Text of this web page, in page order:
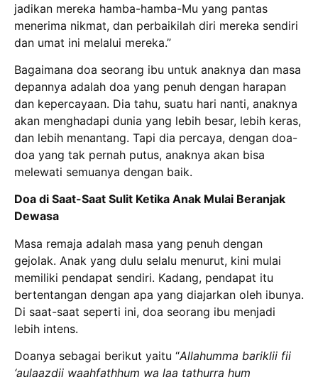
jadikan mereka hamba-hamba-Mu yang pantas
menerima nikmat, dan perbaikilah diri mereka sendiri
dan umat ini melalui mereka.”
Bagaimana doa seorang ibu untuk anaknya dan masa
depannya adalah doa yang penuh dengan harapan
dan kepercayaan. Dia tahu, suatu hari nanti, anaknya
akan menghadapi dunia yang lebih besar, lebih keras,
dan lebih menantang. Tapi dia percaya, dengan doa-
doa yang tak pernah putus, anaknya akan bisa
melewati semuanya dengan baik.
Doa di Saat-Saat Sulit Ketika Anak Mulai Beranjak
Dewasa
Masa remaja adalah masa yang penuh dengan
gejolak. Anak yang dulu selalu menurut, kini mulai
memiliki pendapat sendiri. Kadang, pendapat itu
bertentangan dengan apa yang diajarkan oleh ibunya.
Di saat-saat seperti ini, doa seorang ibu menjadi
lebih intens.
Doanya sebagai berikut yaitu “Allahumma bariklii fii
‘aulaazdii waahfathhum wa laa tathurra hum